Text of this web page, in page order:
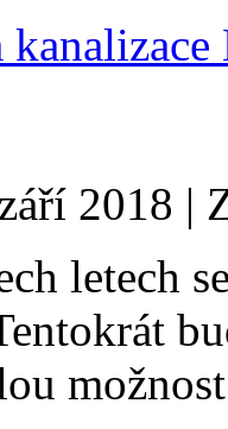
2018 |
letech